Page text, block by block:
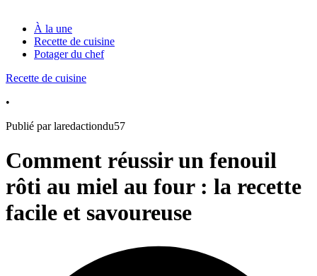
À la une
Recette de cuisine
Potager du chef
Recette de cuisine
•
Publié par laredactiondu57
Comment réussir un fenouil
rôti au miel au four : la recette
facile et savoureuse